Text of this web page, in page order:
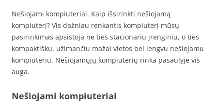
Nešiojami kompiuteriai. Kaip išsirinkti nešiojamą
kompiuterį? Vis dažniau renkantis kompiuterį mūsų
pasirinkimas apsistoja ne ties stacionariu įrenginiu, o ties
kompaktišku, užimančiu mažai vietos bei lengvu nešiojamu
kompiuteriu. Nešiojamųjų kompiuterių rinka pasaulyje vis
auga.
Nešiojami kompiuteriai